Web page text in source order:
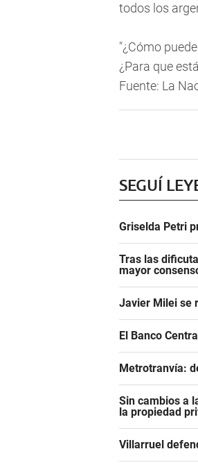
todos los
"¿Cómo
¿Para que
Fuente: La
SEGUÍ
Griselda Petri
Tras las
mayor
Javier Milei se
El Banco
Metrotranvía:
Sin cambios a
la propiedad
Villarruel